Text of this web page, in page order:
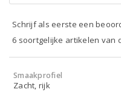
Schrijf als eerste een
6 soortgelijke artikelen van
Smaakprofiel
Zacht, rijk